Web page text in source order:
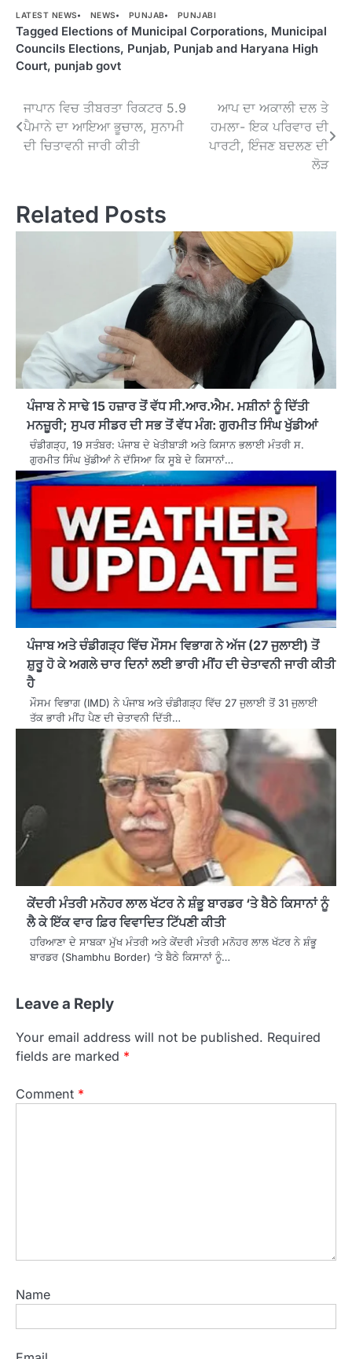
LATEST NEWS NEWS PUNJAB PUNJABI
Tagged Elections of Municipal Corporations, Municipal
Councils Elections, Punjab, Punjab and Haryana High
Court, punjab govt
Post
navigation
ਜਾਪਾਨ ਵਿਚ ਤੀਬਰਤਾ ਰਿਕਟਰ 5.9
ਪੈਮਾਨੇ ਦਾ ਆਇਆ ਭੂਚਾਲ, ਸੁਨਾਮੀ
ਦੀ ਚਿਤਾਵਨੀ ਜਾਰੀ ਕੀਤੀ
ਆਪ ਦਾ ਅਕਾਲੀ ਦਲ ਤੇ
ਹਮਲਾ- ਇਕ ਪਰਿਵਾਰ ਦੀ
ਪਾਰਟੀ, ਇੰਜਣ ਬਦਲਣ ਦੀ
ਲੋੜ
Related Posts
ਪੰਜਾਬ ਨੇ ਸਾਢੇ 15 ਹਜ਼ਾਰ ਤੋਂ ਵੱਧ ਸੀ.ਆਰ.ਐਮ. ਮਸ਼ੀਨਾਂ ਨੂੰ ਦਿੱਤੀ
ਮਨਜ਼ੂਰੀ; ਸੁਪਰ ਸੀਡਰ ਦੀ ਸਭ ਤੋਂ ਵੱਧ ਮੰਗ: ਗੁਰਮੀਤ ਸਿੰਘ ਖੁੱਡੀਆਂ
ਚੰਡੀਗੜ੍ਹ, 19 ਸਤੰਬਰ: ਪੰਜਾਬ ਦੇ ਖੇਤੀਬਾੜੀ ਅਤੇ ਕਿਸਾਨ ਭਲਾਈ ਮੰਤਰੀ ਸ.
ਗੁਰਮੀਤ ਸਿੰਘ ਖੁੱਡੀਆਂ ਨੇ ਦੱਸਿਆ ਕਿ ਸੂਬੇ ਦੇ ਕਿਸਾਨਾਂ…
ਪੰਜਾਬ ਅਤੇ ਚੰਡੀਗੜ੍ਹ ਵਿੱਚ ਮੌਸਮ ਵਿਭਾਗ ਨੇ ਅੱਜ (27 ਜੁਲਾਈ) ਤੋਂ
ਸ਼ੁਰੂ ਹੋ ਕੇ ਅਗਲੇ ਚਾਰ ਦਿਨਾਂ ਲਈ ਭਾਰੀ ਮੀਂਹ ਦੀ ਚੇਤਾਵਨੀ ਜਾਰੀ ਕੀਤੀ
ਹੈ
ਮੌਸਮ ਵਿਭਾਗ (IMD) ਨੇ ਪੰਜਾਬ ਅਤੇ ਚੰਡੀਗੜ੍ਹ ਵਿੱਚ 27 ਜੁਲਾਈ ਤੋਂ 31 ਜੁਲਾਈ
ਤੱਕ ਭਾਰੀ ਮੀਂਹ ਪੈਣ ਦੀ ਚੇਤਾਵਨੀ ਦਿੱਤੀ…
ਕੇਂਦਰੀ ਮੰਤਰੀ ਮਨੋਹਰ ਲਾਲ ਖੱਟਰ ਨੇ ਸ਼ੰਭੂ ਬਾਰਡਰ ‘ਤੇ ਬੈਠੇ ਕਿਸਾਨਾਂ ਨੂੰ
ਲੈ ਕੇ ਇੱਕ ਵਾਰ ਫ਼ਿਰ ਵਿਵਾਦਿਤ ਟਿੱਪਣੀ ਕੀਤੀ
ਹਰਿਆਣਾ ਦੇ ਸਾਬਕਾ ਮੁੱਖ ਮੰਤਰੀ ਅਤੇ ਕੇਂਦਰੀ ਮੰਤਰੀ ਮਨੋਹਰ ਲਾਲ ਖੱਟਰ ਨੇ ਸ਼ੰਭੂ
ਬਾਰਡਰ (Shambhu Border) ‘ਤੇ ਬੈਠੇ ਕਿਸਾਨਾਂ ਨੂੰ…
Leave a Reply
Your email address will not be published. Required
fields are marked *
Comment *
Name